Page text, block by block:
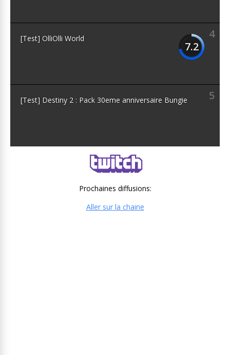
4
7.2
[Test] OlliOlli World
5
[Test] Destiny 2 : Pack 30eme anniversaire Bungie
Prochaines diffusions:
Aller sur la chaine